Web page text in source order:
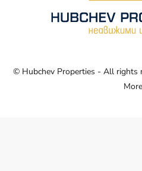
© Hubchev Properties - All rights
More